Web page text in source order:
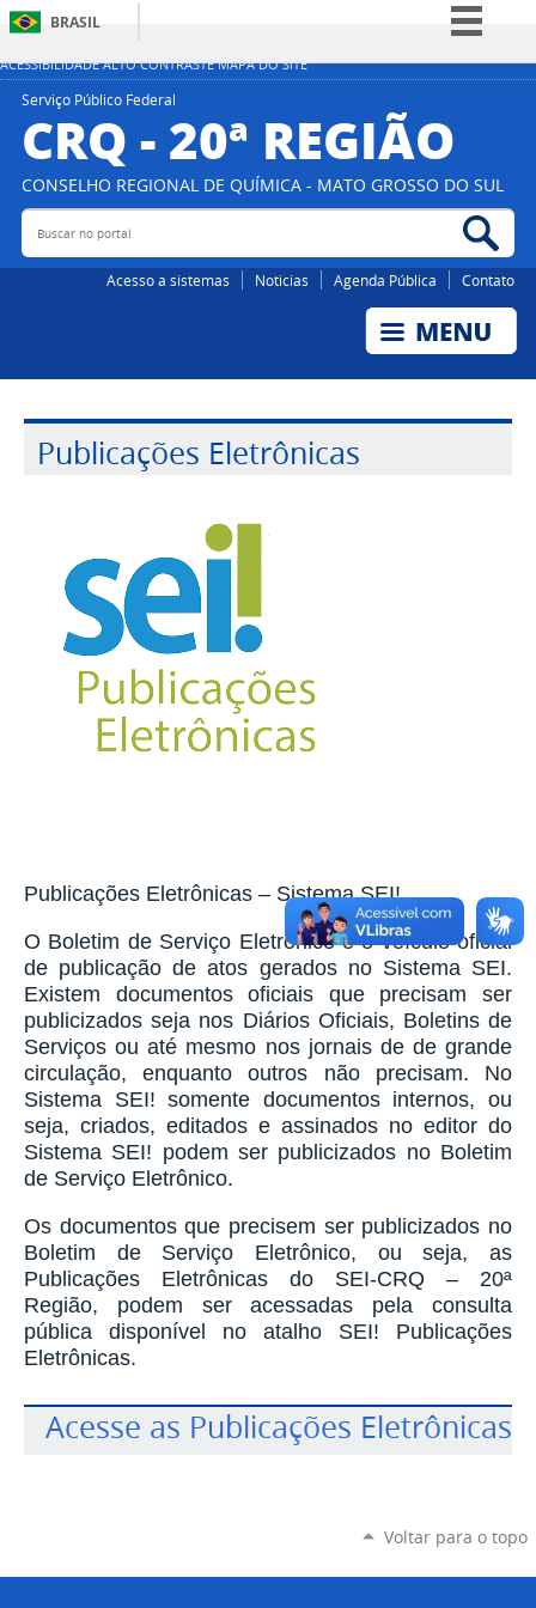
ACESSIBILIDADE ALTO CONTRASTE MAPA DO SITE
BRASIL
Simplifique!
Participe
Acesso à informação
Legislação
Serviço Público Federal
CRQ - 20ª REGIÃO
CONSELHO REGIONAL DE QUÍMICA - MATO GROSSO DO SUL
Buscar
portal
Acesso a sistemas Noticias Agenda Pública Contato
Publicações Eletrônicas
Publicações Eletrônicas – Sistema SEI!
O Boletim de Serviço Eletrônico é o veículo oficial
de publicação de atos gerados no Sistema SEI.
Existem documentos oficiais que precisam ser
publicizados seja nos Diários Oficiais, Boletins de
Serviços ou até mesmo nos jornais de de grande
circulação, enquanto outros não precisam. No
Sistema SEI! somente documentos internos, ou
seja, criados, editados e assinados no editor do
Sistema SEI! podem ser publicizados no Boletim
de Serviço Eletrônico.
Os documentos que precisem ser publicizados no
Boletim de Serviço Eletrônico, ou seja, as
Publicações Eletrônicas do SEI-CRQ – 20ª
Região, podem ser acessadas pela consulta
pública disponível no atalho SEI! Publicações
Eletrônicas.
Acesse as Publicações Eletrônicas
Voltar para o topo